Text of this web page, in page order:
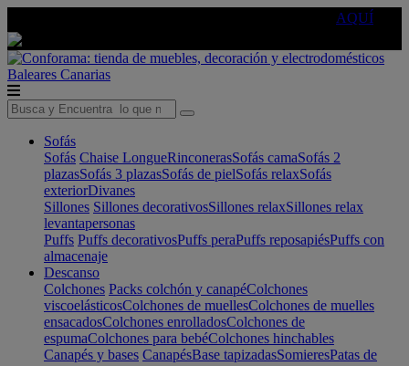
AQUÍ
Baleares Canarias
Sofás
Sofás Chaise LongueRinconerasSofás camaSofás 2
plazasSofás 3 plazasSofás de pielSofás relaxSofás
exteriorDivanes
Sillones Sillones decorativosSillones relaxSillones relax
levantapersonas
Puffs Puffs decorativosPuffs peraPuffs reposapiésPuffs con
almacenaje
Descanso
Colchones Packs colchón y canapéColchones
viscoelásticosColchones de muellesColchones de muelles
ensacadosColchones enrolladosColchones de
espumaColchones para bebéColchones hinchables
Canapés y bases CanapésBase tapizadasSomieresPatas de